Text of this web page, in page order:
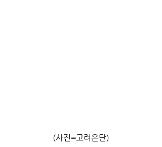
(사진=고려은단)